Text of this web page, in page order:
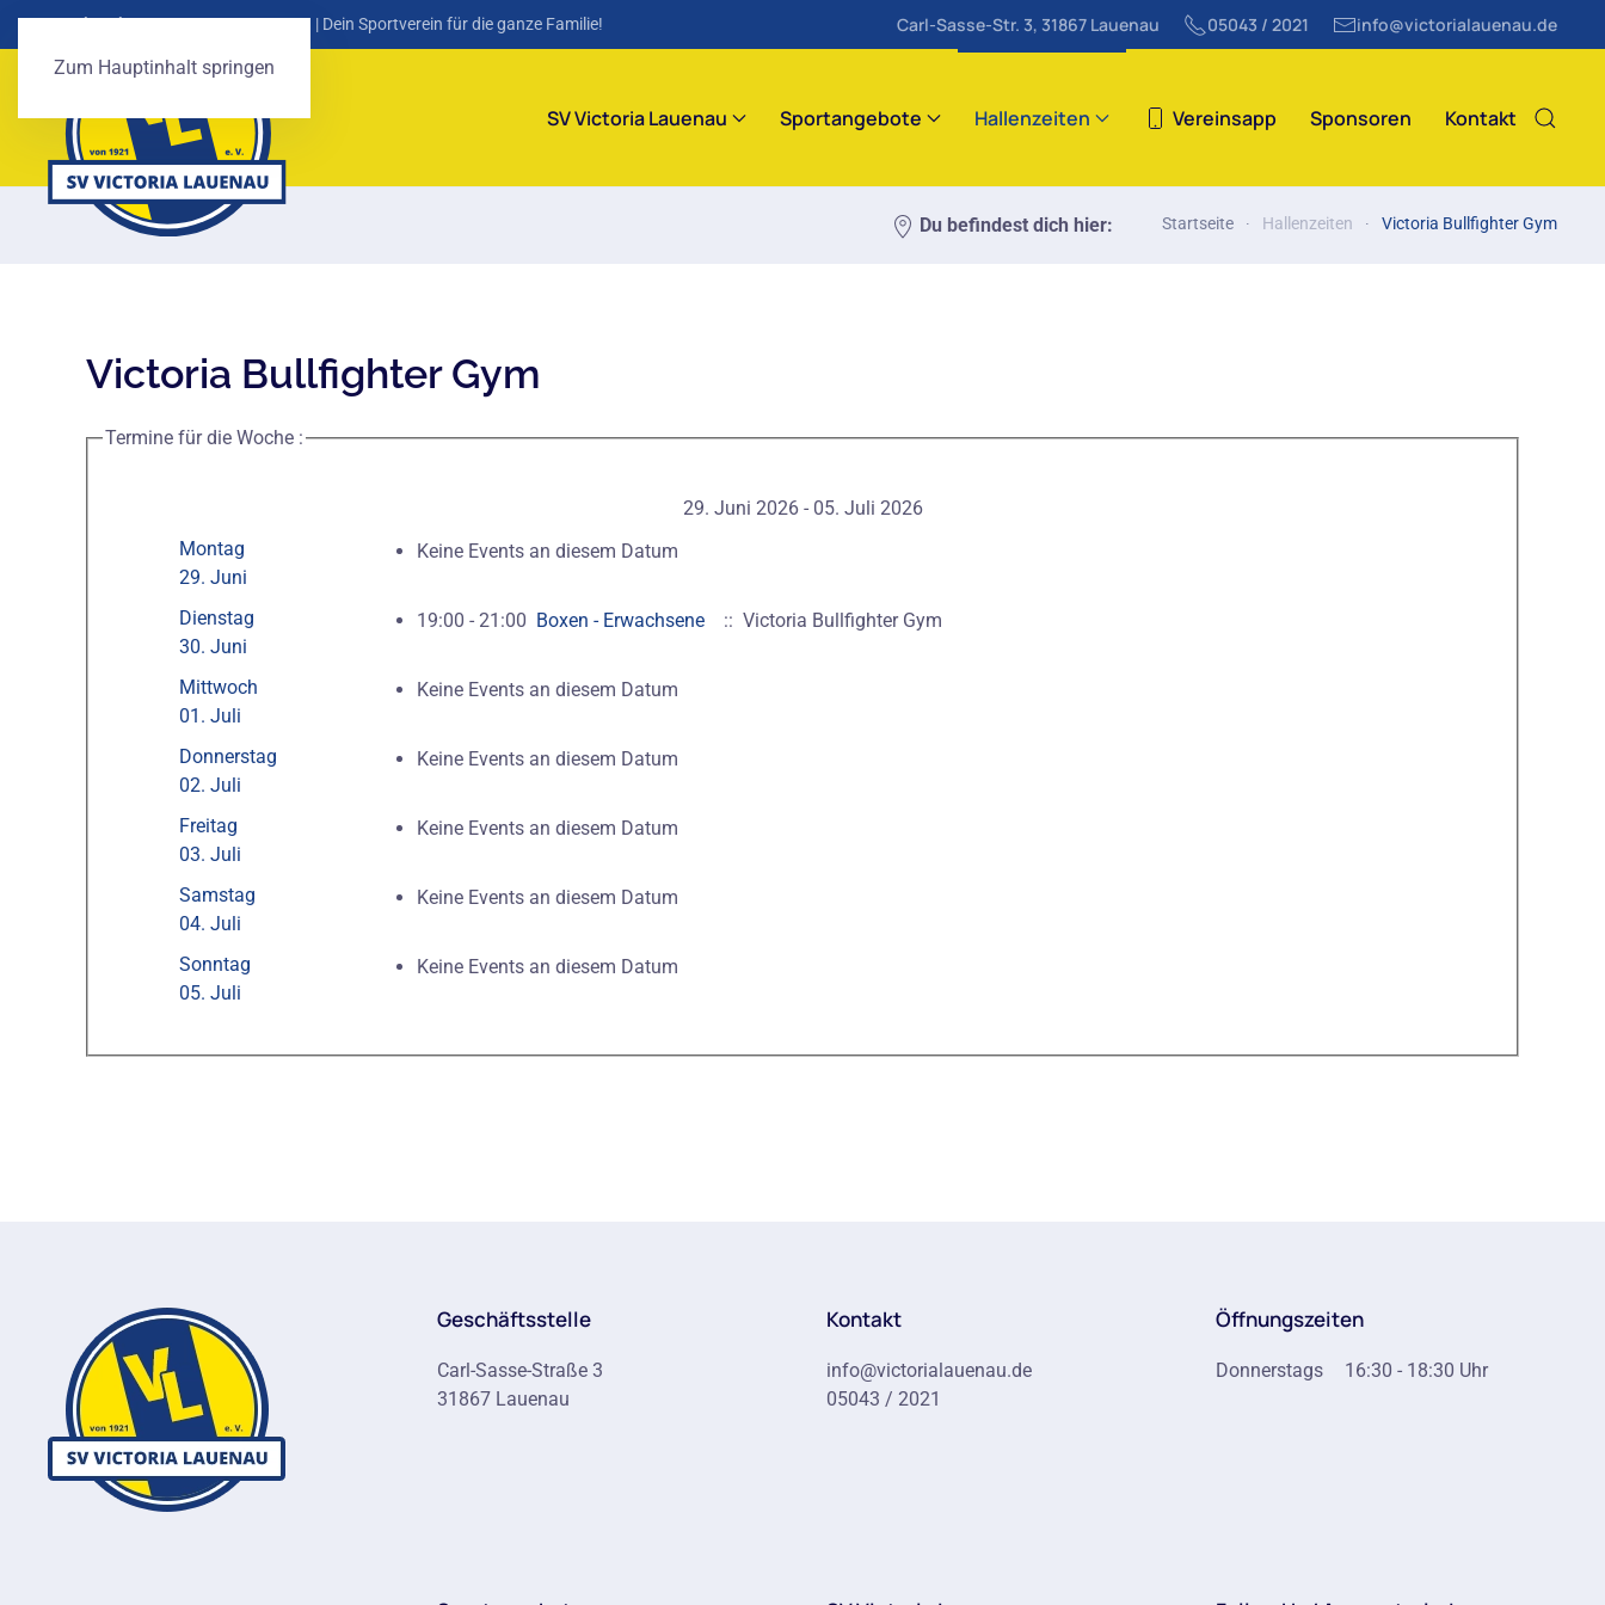
Zum Hauptinhalt springen
SV Victoria Lauenau von 1921 e. V. | Dein Sportverein für die ganze Familie! Carl-Sasse-Str. 3, 31867 Lauenau 05043 / 2021 info@victorialauenau.de
SV Victoria Lauenau Sportangebote Hallenzeiten Vereinsapp Sponsoren Kontakt
Du befindest dich hier: Startseite Hallenzeiten Victoria Bullfighter Gym
Victoria Bullfighter Gym
Termine für die Woche :
29. Juni 2026 - 05. Juli 2026
Montag
29. Juni
Keine Events an diesem Datum
Dienstag
30. Juni
19:00 - 21:00 Boxen - Erwachsene :: Victoria Bullfighter Gym
Mittwoch
01. Juli
Keine Events an diesem Datum
Donnerstag
02. Juli
Keine Events an diesem Datum
Freitag
03. Juli
Keine Events an diesem Datum
Samstag
04. Juli
Keine Events an diesem Datum
Sonntag
05. Juli
Keine Events an diesem Datum
Geschäftsstelle
Carl-Sasse-Straße 3
31867 Lauenau
Kontakt
info@victorialauenau.de
05043 / 2021
Öffnungszeiten
Donnerstags 16:30 - 18:30 Uhr